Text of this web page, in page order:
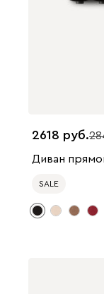
2618
Диван
SALE